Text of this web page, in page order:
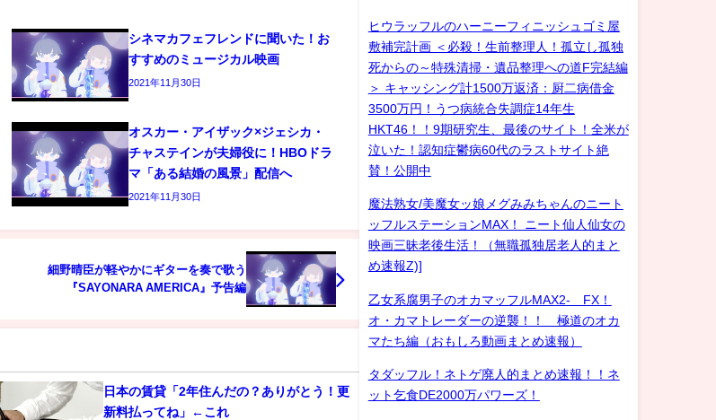
シネマカフェフレンドに聞いた！お
すすめのミュージカル映画
2021年11月30日
オスカー・アイザック×ジェシカ・
チャステインが夫婦役に！HBOドラ
マ「ある結婚の風景」配信へ
2021年11月30日
細野晴臣が軽やかにギターを奏で歌う
『SAYONARA AMERICA』予告編
日本の賃貸「2年住んだの？ありがとう！更
新料払ってね」←これ
ヒウラッフルのハーニーフィニッシュゴミ屋
敷補完計画 ＜必殺！生前整理人！孤立し孤独
死からの～特殊清掃・遺品整理への道F完結編
＞ キャッシング計1500万返済：厨二病借金
3500万円！うつ病統合失調症14年生
HKT46！！9期研究生、最後のサイト！全米が
泣いた！認知症鬱病60代のラストサイト絶
賛！公開中
魔法熟女/美魔女ッ娘メグみみちゃんのニート
ッフルステーションMAX！ ニート仙人仙女の
映画三昧老後生活！（無職孤独居老人的まと
め速報Z)]
乙女系腐男子のオカマッフルMAX2- FX！
オ・カマトレーダーの逆襲！！ 極道のオカ
マたち編（おもしろ動画まとめ速報）
タダッフル！ネトゲ廃人的まとめ速報！！ネ
ット乞食DE2000万パワーズ！